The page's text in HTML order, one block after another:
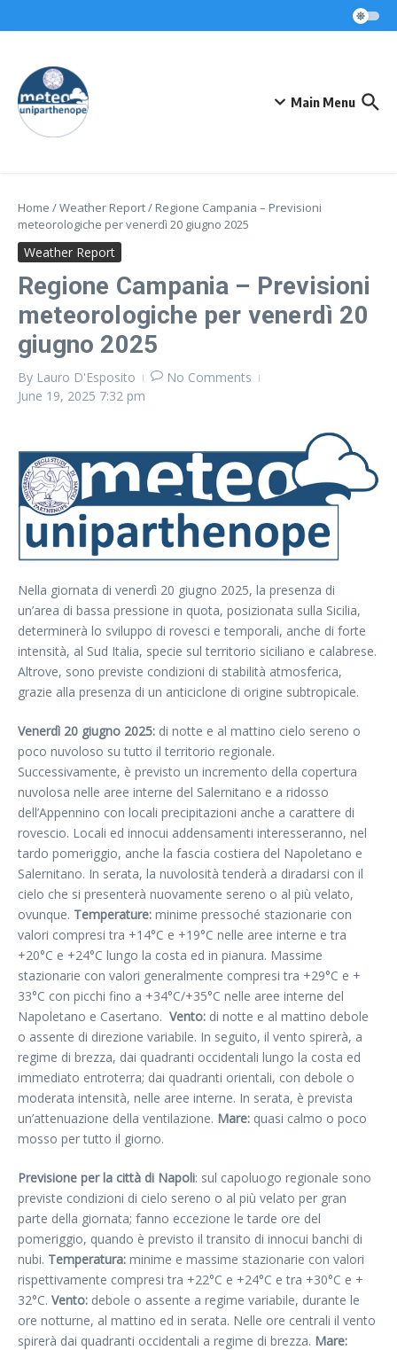
Main Menu
Home /Weather Report/ Regione Campania – Previsioni
meteorologiche per venerdì 20 giugno 2025
Weather Report
Regione Campania – Previsioni
meteorologiche per venerdì 20
giugno 2025
By Lauro D'Esposito
No Comments
June 19, 2025 7:32 pm
Nella giornata di venerdì 20 giugno 2025, la presenza di
un’area di bassa pressione in quota, posizionata sulla Sicilia,
determinerà lo sviluppo di rovesci e temporali, anche di forte
intensità, al Sud Italia, specie sul territorio siciliano e calabrese.
Altrove, sono previste condizioni di stabilità atmosferica,
grazie alla presenza di un anticiclone di origine subtropicale.
Venerdì 20 giugno 2025: di notte e al mattino cielo sereno o
poco nuvoloso su tutto il territorio regionale.
Successivamente, è previsto un incremento della copertura
nuvolosa nelle aree interne del Salernitano e a ridosso
dell’Appennino con locali precipitazioni anche a carattere di
rovescio. Locali ed innocui addensamenti interesseranno, nel
tardo pomeriggio, anche la fascia costiera del Napoletano e
Salernitano. In serata, la nuvolosità tenderà a diradarsi con il
cielo che si presenterà nuovamente sereno o al più velato,
ovunque. Temperature: minime pressoché stazionarie con
valori compresi tra +14°C e +19°C nelle aree interne e tra
+20°C e +24°C lungo la costa ed in pianura. Massime
stazionarie con valori generalmente compresi tra +29°C e +
33°C con picchi fino a +34°C/+35°C nelle aree interne del
Napoletano e Casertano. Vento: di notte e al mattino debole
o assente di direzione variabile. In seguito, il vento spirerà, a
regime di brezza, dai quadranti occidentali lungo la costa ed
immediato entroterra; dai quadranti orientali, con debole o
moderata intensità, nelle aree interne. In serata, è prevista
un’attenuazione della ventilazione. Mare: quasi calmo o poco
mosso per tutto il giorno.
Previsione per la città di Napoli: sul capoluogo regionale sono
previste condizioni di cielo sereno o al più velato per gran
parte della giornata; fanno eccezione le tarde ore del
pomeriggio, quando è previsto il transito di innocui banchi di
nubi. Temperatura: minime e massime stazionarie con valori
rispettivamente compresi tra +22°C e +24°C e tra +30°C e +
32°C. Vento: debole o assente a regime variabile, durante le
ore notturne, al mattino ed in serata. Nelle ore centrali il vento
spirerà dai quadranti occidentali a regime di brezza. Mare: